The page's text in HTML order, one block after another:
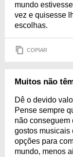
mundo
vez e quisesse
escolhas.
COPIAR
Muitos não
Dê o devido
Pense sempre
não conseguem
gostos musicais
opções para
mundo, menos